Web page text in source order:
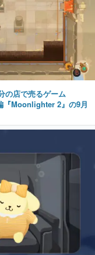
の店で売るゲーム
『Moonlighter 2』の9月